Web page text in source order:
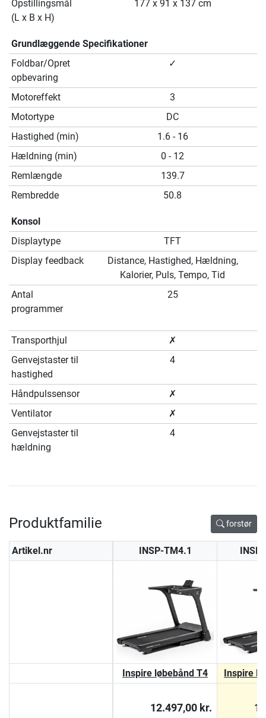
Opstillingsmål
(L x B x H)
177 x 91 x 137 cm
Grundlæggende Specifikationer
Foldbar/Opret
opbevaring
✓
Motoreffekt
3
Motortype
DC
Hastighed (min)
1.6 - 16
Hældning (min)
0 - 12
Remlængde
139.7
Rembredde
50.8
Konsol
Displaytype
TFT
Display feedback
Distance, Hastighed, Hældning,
Kalorier, Puls, Tempo, Tid
Antal
programmer
25
Transporthjul
✗
Genvejstaster til
hastighed
4
Håndpulssensor
✗
Ventilator
✗
Genvejstaster til
hældning
4
Produktfamilie forstør
Artikel.nr INSP-TM4.1
Inspire løbebånd T4 Inspire
12.497,00 kr.